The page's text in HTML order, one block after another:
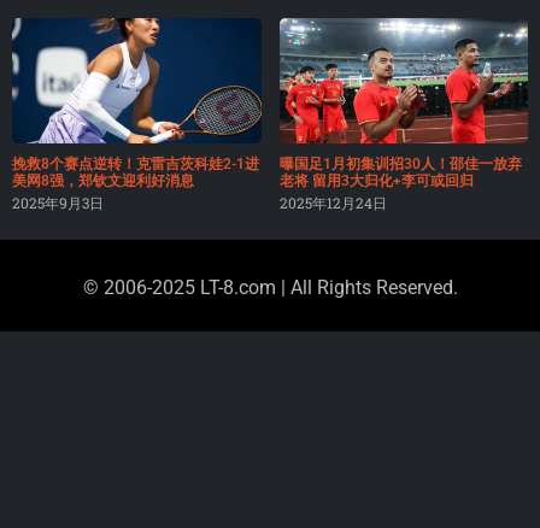
挽救8个赛点逆转！克雷吉茨科娃2-1进
美网8强，郑钦文迎利好消息
2025年9月3日
曝国足1月初集训招30人！邵佳一放弃
老将 留用3大归化+李可或回归
2025年12月24日
© 2006-2025 LT-8.com | All Rights Reserved.